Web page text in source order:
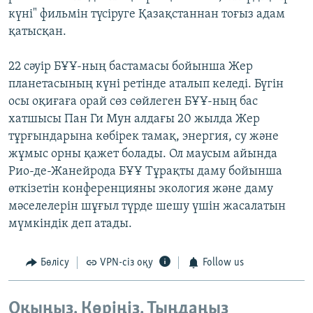
күні" фильмін түсіруге Қазақстаннан тоғыз адам
қатысқан.
22 сәуір БҰҰ-ның бастамасы бойынша Жер
планетасының күні ретінде аталып келеді. Бүгін
осы оқиғаға орай сөз сөйлеген БҰҰ-ның бас
хатшысы Пан Ги Мун алдағы 20 жылда Жер
тұрғындарына көбірек тамақ, энергия, су және
жұмыс орны қажет болады. Ол маусым айында
Рио-де-Жанейрода БҰҰ Тұрақты даму бойынша
өткізетін конференцияны экология және даму
мәселелерін шұғыл түрде шешу үшін жасалатын
мүмкіндік деп атады.
Бөлісу VPN-сіз оқу Follow us
Оқыңыз. Көріңіз. Тыңдаңыз